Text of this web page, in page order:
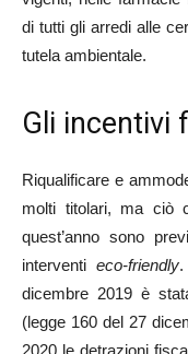
di tutti gli arredi alle
tutela ambientale.
Gli incentivi
Riqualificare e
molti titolari, ma ciò
quest’anno sono
interventieco-friendly
dicembre 2019 è
(legge 160 del 27
2020 le detrazioni